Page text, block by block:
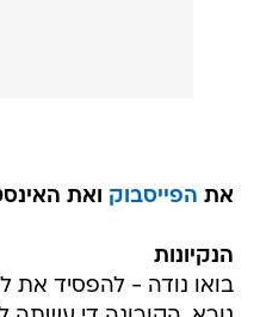
את הפייסבוק ואת
הנקיונות
בואו נודה - להפסיד את